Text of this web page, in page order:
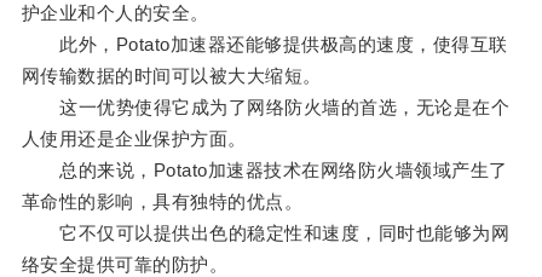
护企业和个人的安全。
此外，Potato加速器还能够提供极高的速度，使得互联
网传输数据的时间可以被大大缩短。
这一优势使得它成为了网络防火墙的首选，无论是在个
人使用还是企业保护方面。
总的来说，Potato加速器技术在网络防火墙领域产生了
革命性的影响，具有独特的优点。
它不仅可以提供出色的稳定性和速度，同时也能够为网
络安全提供可靠的防护。